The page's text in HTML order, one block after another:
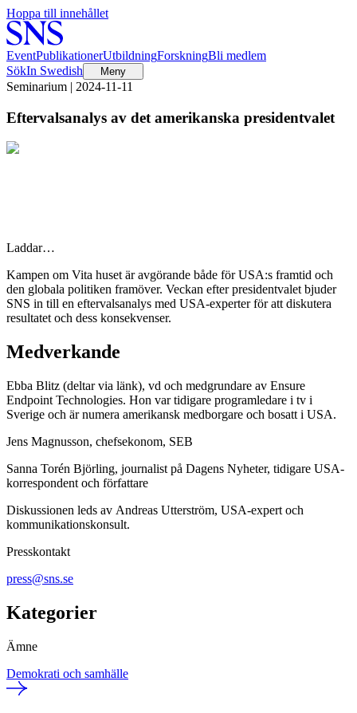
Hoppa till innehållet
EventPublikationerUtbildningForskningBli medlem
SökIn Swedish Meny
Seminarium | 2024-11-11
Eftervalsanalys av det amerikanska presidentvalet
Laddar…
Kampen om Vita huset är avgörande både för USA:s framtid och
den globala politiken framöver. Veckan efter presidentvalet bjuder
SNS in till en eftervalsanalys med USA-experter för att diskutera
resultatet och dess konsekvenser.
Medverkande
Ebba Blitz (deltar via länk), vd och medgrundare av Ensure
Endpoint Technologies. Hon var tidigare programledare i tv i
Sverige och är numera amerikansk medborgare och bosatt i USA.
Jens Magnusson, chefsekonom, SEB
Sanna Torén Björling, journalist på Dagens Nyheter, tidigare USA-
korrespondent och författare
Diskussionen leds av Andreas Utterström, USA-expert och
kommunikationskonsult.
Presskontakt
press@sns.se
Kategorier
Ämne
Demokrati och samhälle